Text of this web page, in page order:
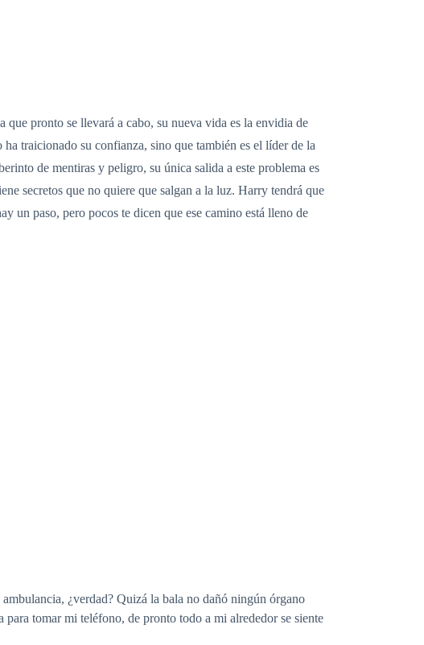
pronto se llevará a cabo, su nueva vida es la envidia de
traicionado su confianza, sino que también es el líder de la
de mentiras y peligro, su única salida a este problema es
secretos que no quiere que salgan a la luz. Harry tendrá que
un paso, pero pocos te dicen que ese camino está lleno de
¿verdad? Quizá la bala no dañó ningún órgano
tomar mi teléfono, de pronto todo a mi alrededor se siente